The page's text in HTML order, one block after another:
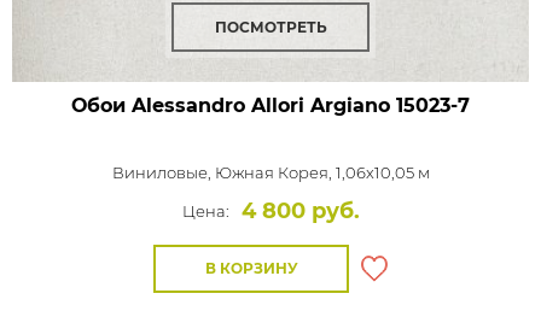
ПОСМОТРЕТЬ
Обои Alessandro Allori Argiano 15023-7
Виниловые, Южная Корея, 1,06x10,05 м
Цена:
4 800 руб.
В КОРЗИНУ